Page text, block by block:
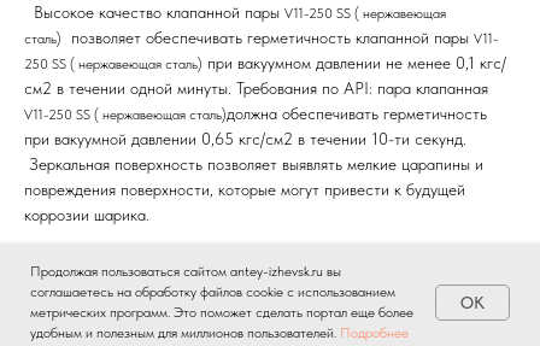
Продолжая пользоваться сайтом antey-izhevsk.ru вы
соглашаетесь на обработку файлов cookie с использованием
метрических программ. Это поможет сделать портал еще более
удобным и полезным для миллионов пользователей. Подробнее
OK
Высокое качество клапанной пары V11-250 SS ( нержавеющая
сталь)
позволяет обеспечивать герметичность клапанной пары V11-
250 SS ( нержавеющая сталь) при вакуумном давлении не менее 0,1 кгс/
см2 в течении одной минуты. Требования по API: пара клапанная
V11-250 SS ( нержавеющая сталь)должна обеспечивать герметичность
при вакуумной давлении 0,65 кгс/см2 в течении 10-ти секунд.
Зеркальная поверхность позволяет выявлять мелкие царапины и
повреждения поверхности, которые могут привести к будущей
коррозии шарика.
250 SS ( нержавеющая сталь), использовать насос ГШН при добычи
нефти в жестких условиях.